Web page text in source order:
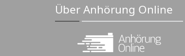
Über Anhörung Online